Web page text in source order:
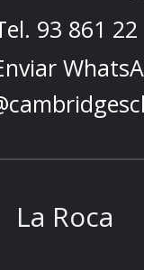
93 861
La Roca